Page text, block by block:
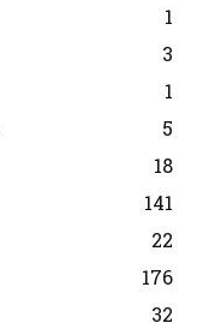
1
3
1
5
18
141
22
176
32